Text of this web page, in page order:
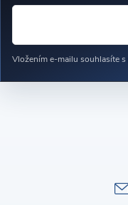
Vložením e-mailu souhlasíte s